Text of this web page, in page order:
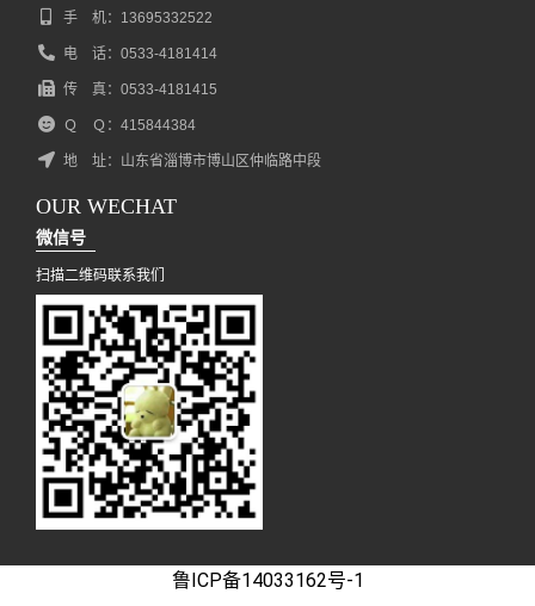
手 机：13695332522
电 话：0533-4181414
传 真：0533-4181415
Ｑ Ｑ：415844384
地 址：山东省淄博市博山区仲临路中段
OUR WECHAT
微信号
扫描二维码联系我们
鲁ICP备14033162号-1